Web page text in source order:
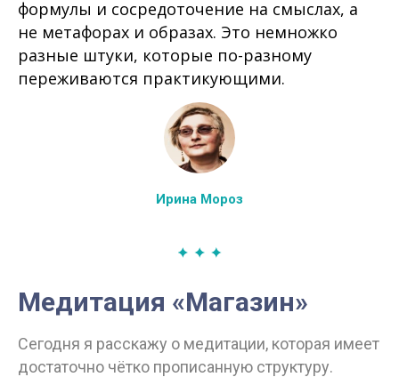
формулы и сосредоточение на смыслах, а
не метафорах и образах. Это немножко
разные штуки, которые по-разному
переживаются практикующими.
Ирина Мороз
Медитация «Магазин»
Сегодня я расскажу о медитации, которая имеет
достаточно чётко прописанную структуру.